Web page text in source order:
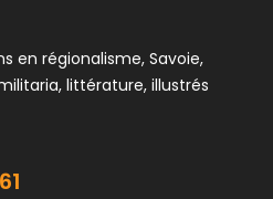
en régionalisme, Savoie,
littérature, illustrés